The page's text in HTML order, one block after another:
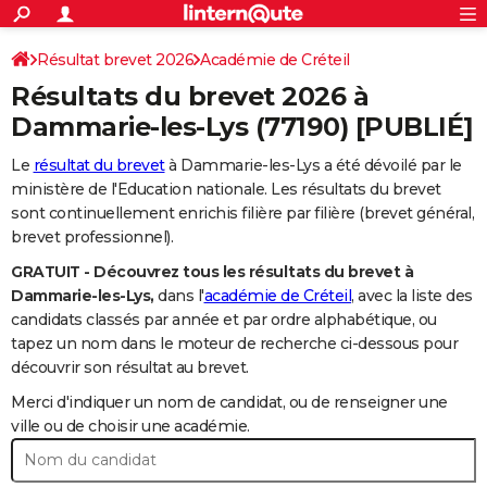
ACTUALITÉS
Politique
Société
Faits Divers
Education
Monde
Villes
+
SPORT
Coupe du monde 2026
Football
Tennis
Cyclisme
Rugby
Forum
FINANCE
Retraite
Impôts
Epargne
Immobilier
Risques naturels par ville
Banque
Assurance
Crédit
Essais
Réserver un essai
Citadines
Berlines
SUV
Forum auto
+
HIGH-TECH
Meilleur smartphone
Ordinateurs
Jeux vidéo
Guide high-tech
BRICOLAGE
Forum
Aménagement intérieur
Extérieur
Cuisine
Salle de bains
Jardinage
Rangement
+
Guides de France
Escapades
Patrimoine
Expositions
Musées
Week-end nature
+
Art de vivre
Bien-être
Loisirs
Mode
Modes de vie
+ SANTE
Alimentation
Guide de la santé
Maladies
Médicaments
Sommeil
VOYAGE
S'inscrire
Connexion
Résultat brevet 2026 Académie de Créteil
Résultats du brevet 2026 à
Dammarie-les-Lys(77190) [PUBLIÉ]
Le résultat du brevetà Dammarie-les-Lys a été dévoilé par le
ministère de l'Education nationale. Les résultats du brevet
sont continuellement enrichis filière par filière (brevet général,
brevet professionnel).
GRATUIT - Découvrez tous les résultats du brevet à
Dammarie-les-Lys, dans l'académie de Créteil, avec la liste des
candidats classés par année et par ordre alphabétique, ou
tapez un nom dans le moteur de recherche ci-dessous pour
découvrir son résultat au brevet.
Merci d'indiquer un nom de candidat, ou de renseigner une
ville ou de choisir une académie.